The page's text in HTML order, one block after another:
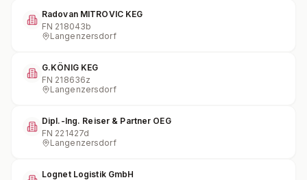
Radovan MITROVIC KEG
FN 218043b
Langenzersdorf
G.KÖNIG KEG
FN 218636z
Langenzersdorf
Dipl.-Ing. Reiser & Partner OEG
FN 221427d
Langenzersdorf
Lognet Logistik GmbH